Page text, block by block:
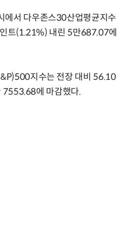
에서 다우존스30산업평균지수
트(1.21%) 내린 5만687.07에
지수는 전장 대비 56.10
에 마감했다.